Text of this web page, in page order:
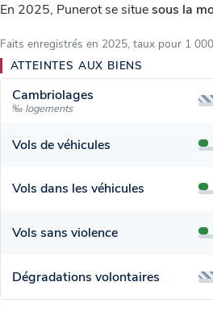
En 2025, Punerot se situesous la
Faits enregistrés en 2025, taux pour 1
ATTEINTES AUX BIENS
Cambriolages
‰ logements
Vols de véhicules
Vols dans les véhicules
Vols sans violence
Dégradations volontaires